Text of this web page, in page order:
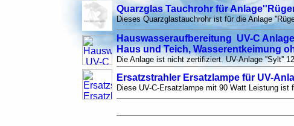
Quarzglas Tauchrohr für
Dieses Quarzglastauchrohr ist für die Anlage
Hauswasseraufbereitung UV-C
Haus und Teich, Wasserentkeimung
Die Anlage ist nicht zertifiziert. UV-Anlage ''Sylt''
Ersatzstrahler Ersatzlampe für UV-
Diese UV-C-Ersatzlampe mit 90 Watt Leistung ist